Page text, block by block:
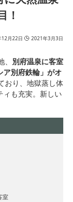
！
月22日 2021年3月3日
別府温泉に客室
ア別府鉄輪」がオ
おり、地獄蒸し体
ィも充実。新しい
室